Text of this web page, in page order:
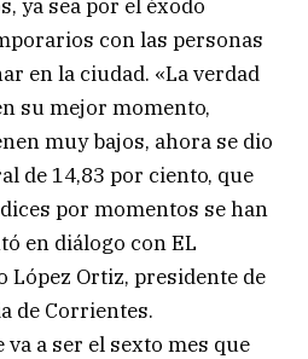
ya sea por el éxodo
con las personas
en la ciudad. «La verdad
su mejor momento,
muy bajos, ahora se dio
de 14,83 por ciento, que
por momentos se han
en diálogo con EL
López Ortiz, presidente de
de Corrientes.
va a ser el sexto mes que